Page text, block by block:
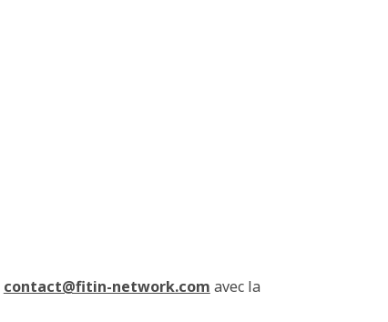
contact@fitin-network.com avec la